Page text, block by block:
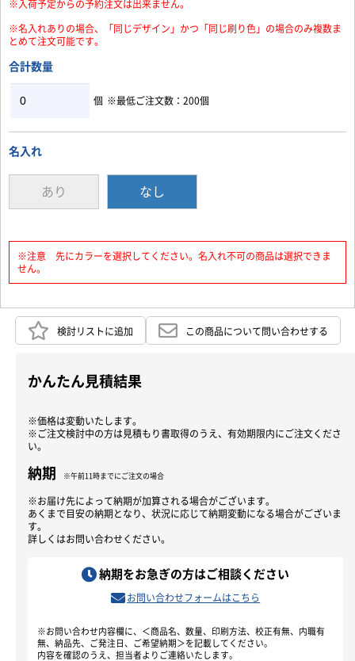
※入荷予定からの予約注文は出来ません。
※名入れありの場合、「同じデザイン」かつ「同じ刷り色」の場合のみ複数ま
とめて注文可能です。
合計数量
個 ※最低ご注文数：200個
名入れ
あり なし
※注意 先にカラーを選択してください。名入れ不可の商品は選択できま
せん。
お買い物を続ける
検討リストに追加 この商品について問い合わせする
かんたん見積結果
※価格は変動いたします。
※ご注文検討中の方は見積もり書取得のうえ、有効期限内にご注文くださ
い。
納期 ※午前11時までにご注文の場合
※お届け先によって納期が加算される場合がございます。
あくまで目安の納期となり、状況に応じて納期変動になる場合がございま
す。
詳しくはお問い合わせください。
納期をお急ぎの方はご相談ください
お問い合わせフォームはこちら
※お問い合わせ内容欄に、＜商品名、数量、印刷方法、校正有無、内職有
無、納品先、ご発注日、ご希望納期＞を記載してください。
内容を確認のうえ、担当者よりご連絡いたします。